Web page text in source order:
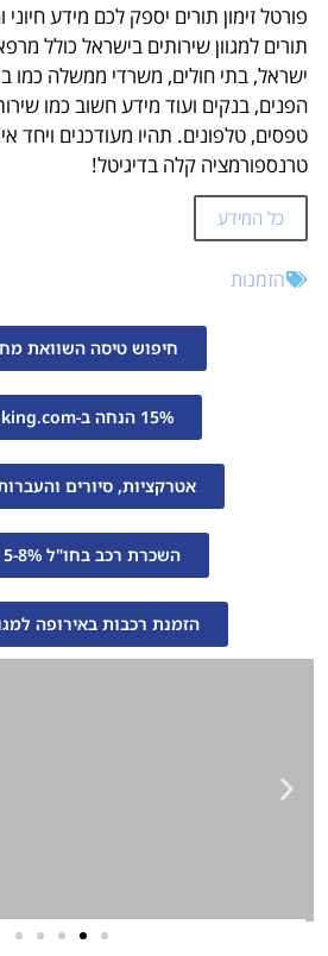
פורטל זימון תורים יספק לכם מידע
תורים למגוון שירותים בישראל כולל
ישראל, בתי חולים, משרדי ממשלה כמו
הפנים, בנקים ועוד מידע חשוב כמו
טפסים, טלפונים. תהיו מעודכנים ויחד
טרנספורמציה קלה בדיגיטל!
כל המידע
הזמנות
חיפוש טיסה השוואת
15% הנחה ב-Booking.com
אטרקציות, סיורים
השכרת רכב בחו"ל 5-8% הנחה
הזמנת רכבות באירופה